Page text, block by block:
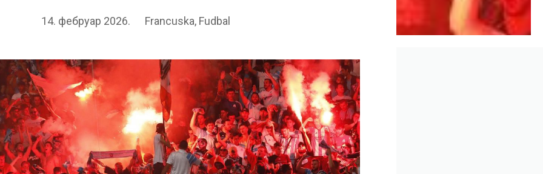
14. фебруар 2026. Francuska, Fudbal